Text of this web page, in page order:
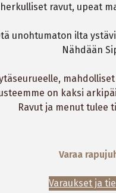
herkulliset ravut, upeat
unohtumaton ilta
Nähdään
on kaksi
Ravut ja menut tulee
Varaa
Varaukset ja